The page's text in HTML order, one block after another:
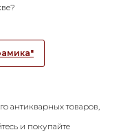
антикварных товаров,
и покупайте